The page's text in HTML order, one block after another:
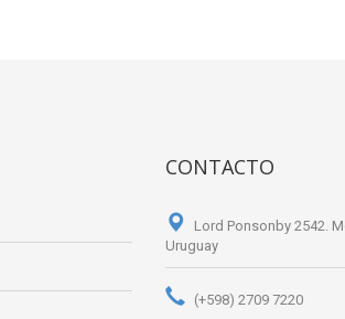
CONTACTO
Lord Ponsonby 2542.
Uruguay
(+598) 2709 7220